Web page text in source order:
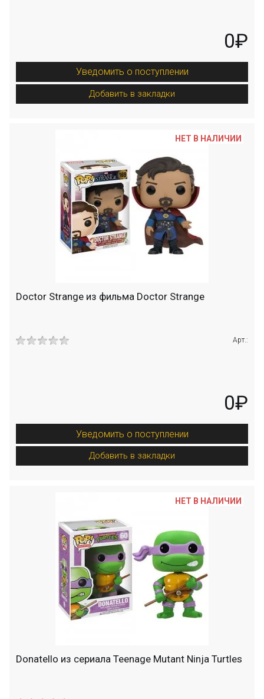
0₽
Уведомить о поступлении
Добавить в закладки
Doctor Strange из фильма Doctor Strange
Арт.:
0₽
Уведомить о поступлении
Добавить в закладки
НЕТ В НАЛИЧИИ
Donatello из сериала Teenage Mutant Ninja Turtles
НЕТ В НАЛИЧИИ